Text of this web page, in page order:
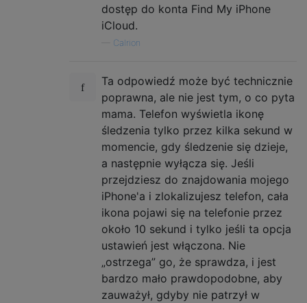
dostęp do konta Find My iPhone
iCloud.
Calrion
Ta odpowiedź może być technicznie
poprawna, ale nie jest tym, o co pyta
mama. Telefon wyświetla ikonę
śledzenia tylko przez kilka sekund w
momencie, gdy śledzenie się dzieje,
a następnie wyłącza się. Jeśli
przejdziesz do znajdowania mojego
iPhone'a i zlokalizujesz telefon, cała
ikona pojawi się na telefonie przez
około 10 sekund i tylko jeśli ta opcja
ustawień jest włączona. Nie
„ostrzega” go, że sprawdza, i jest
bardzo mało prawdopodobne, aby
zauważył, gdyby nie patrzył w